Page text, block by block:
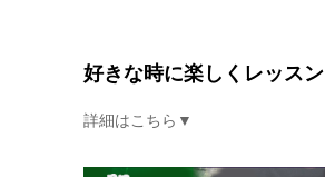
好きな時に楽しくレッスン
詳細はこちら▼